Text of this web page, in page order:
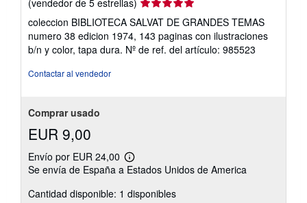
del
vendedor:
5
de
coleccion BIBLIOTECA SALVAT DE GRANDES TEMAS
numero 38 edicion 1974, 143 paginas con ilustraciones
b/n y color, tapa dura. Nº de ref. del artículo: 985523
Contactar al vendedor
Comprar usado
EUR 9,00
Envío por EUR 24,00
Más
información
las
Se envía de España a Estados Unidos de America
Cantidad disponible: 1 disponibles